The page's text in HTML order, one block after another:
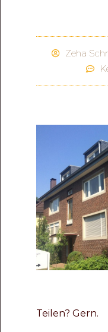
Zeha
Teilen? Gern.